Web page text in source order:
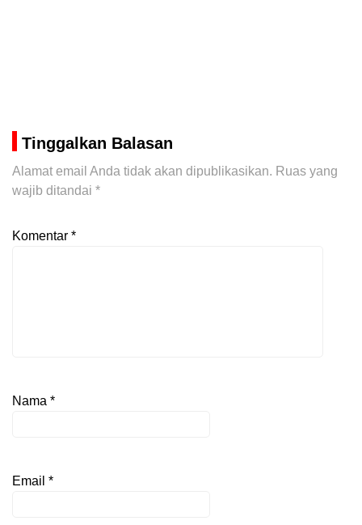
Tinggalkan Balasan
Alamat email Anda tidak akan dipublikasikan. Ruas yang
wajib ditandai *
Komentar *
Nama *
Email *